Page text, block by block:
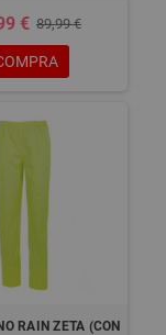
€ 89,99 €
RAIN ZETA (CON